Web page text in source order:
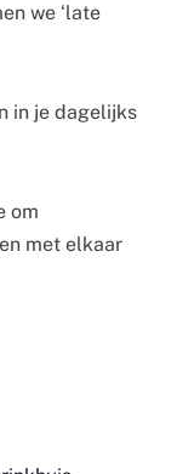
we ‘late
in je dagelijks
om
met elkaar